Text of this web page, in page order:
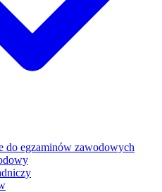
do egzaminów zawodowych